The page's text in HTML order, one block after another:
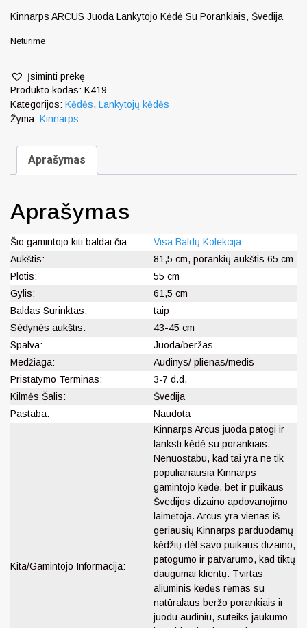
Kinnarps ARCUS Juoda Lankytojo Kėdė Su Porankiais, Švedija
Neturime
Įsiminti prekę
Produkto kodas: K419
Kategorijos: Kėdės, Lankytojų kėdės
Žyma: Kinnarps
Aprašymas
Aprašymas
Šio gamintojo kiti baldai čia:
Visa Baldų Kolekcija
Aukštis:
81,5 cm, porankių aukštis 65 cm
Plotis:
55 cm
Gylis:
61,5 cm
Baldas Surinktas:
taip
Sėdynės aukštis:
43-45 cm
Spalva:
Juoda/beržas
Medžiaga:
Audinys/ plienas/medis
Pristatymo Terminas:
3-7 d.d.
Kilmės Šalis:
Švedija
Pastaba:
Naudota
Kita/Gamintojo Informacija:
Kinnarps Arcus juoda patogi ir
lanksti kėdė su porankiais.
Nenuostabu, kad tai yra ne tik
populiariausia Kinnarps
gamintojo kėdė, bet ir puikaus
Švedijos dizaino apdovanojimo
laimėtoja. Arcus yra vienas iš
geriausių Kinnarps parduodamų
kėdžių dėl savo puikaus dizaino,
patogumo ir patvarumo, kad tiktų
daugumai klientų. Tvirtas
aliuminis kėdės rėmas su
natūralaus beržo porankiais ir
juodu audiniu, suteiks jaukumo